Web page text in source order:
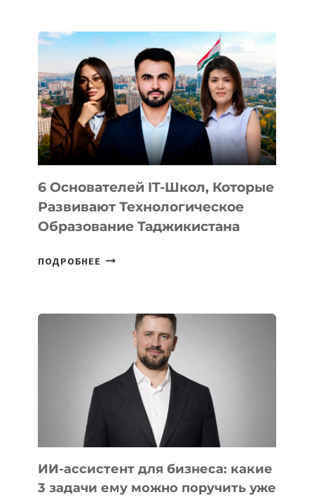
ВНЕШНЕГО
ВИДА
НОВОГО
УСТРОЙСТВА
ОТ
OPENAI
6 Основателей IT-Школ, Которые
Развивают Технологическое
Образование Таджикистана
ПОДРОБНЕЕ 6
КОТОРЫЕ
РАЗВИВАЮТ
ТЕХНОЛОГИЧЕСКОЕ
ОБРАЗОВАНИЕ
ТАДЖИКИСТАНА
ИИ-ассистент для бизнеса: какие
3 задачи ему можно поручить уже